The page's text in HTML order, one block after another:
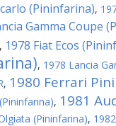
(Pininfarina),
Gamma Coupe
, 1978 Fiat Ecos
, 1978 Lancia
, 1980 Ferrari
, 1981
(Pininfarina),